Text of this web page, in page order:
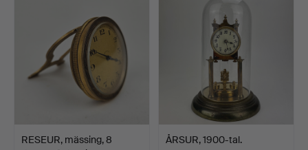
RESEUR, mässing, 8
ÅRSUR, 1900-tal.